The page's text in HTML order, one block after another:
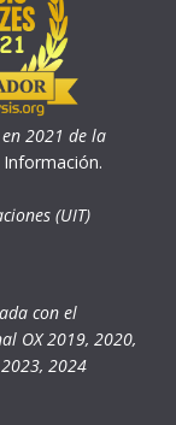
2021 de la
(UIT)
con el
OX 2019, 2020,
2024